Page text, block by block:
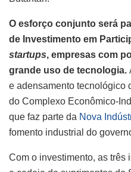
O esforço conjunto será
de Investimento em
startups, empresas com
grande uso de tecnologia.
e adensamento tecnológico
do Complexo Econômico-
que faz parte da Nova
fomento industrial do
Com o investimento, as três